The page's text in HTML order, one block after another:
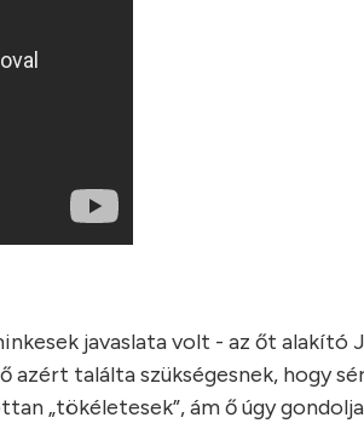
javaslata volt - az őt alakító
találta szükségesnek, hogy
„tökéletesek”, ám ő úgy